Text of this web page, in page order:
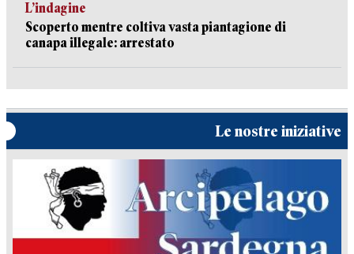
L’indagine
Scoperto mentre coltiva vasta piantagione di
canapa illegale: arrestato
Le nostre iniziative